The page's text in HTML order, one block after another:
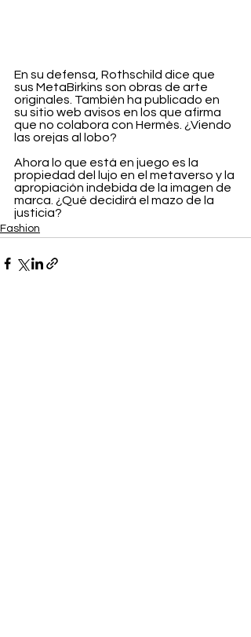
En su defensa, Rothschild dice que
sus MetaBirkins son obras de arte
originales. También ha publicado en
su sitio web avisos en los que afirma
que no colabora con Hermès. ¿Viendo
las orejas al lobo?
Ahora lo que está en juego es la
propiedad del lujo en el metaverso y la
apropiación indebida de la imagen de
marca. ¿Qué decidirá el mazo de la
justicia?
Fashion